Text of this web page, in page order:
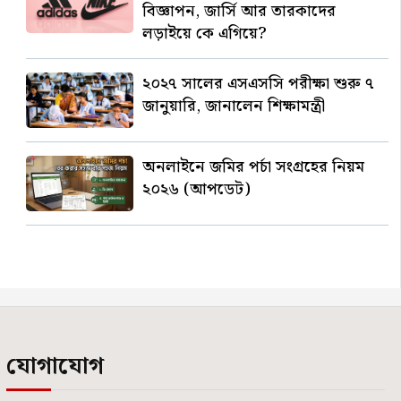
বিজ্ঞাপন, জার্সি আর তারকাদের
লড়াইয়ে কে এগিয়ে?
২০২৭ সালের এসএসসি পরীক্ষা শুরু ৭
জানুয়ারি, জানালেন শিক্ষামন্ত্রী
অনলাইনে জমির পর্চা সংগ্রহের নিয়ম
২০২৬ (আপডেট)
যোগাযোগ